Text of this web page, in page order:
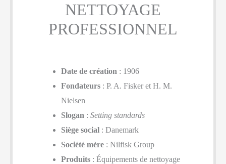
NETTOYAGE
PROFESSIONNEL
Date de création : 1906
Fondateurs : P. A. Fisker et H. M.
Nielsen
Slogan : Setting standards
Siège social : Danemark
Société mère : Nilfisk Group
Produits : Équipements de nettoyage